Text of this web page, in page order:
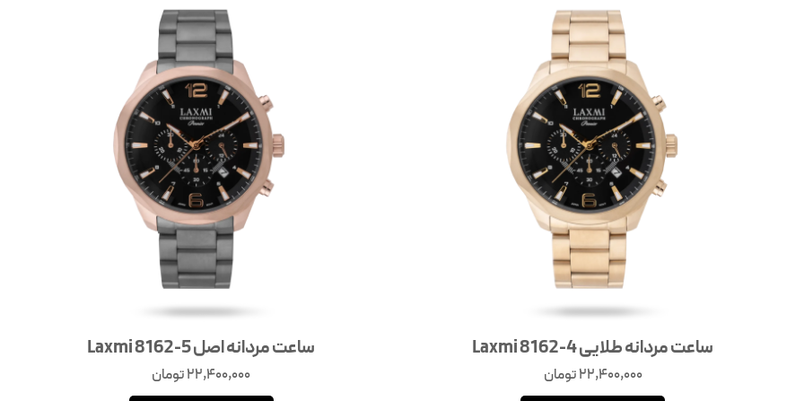
ساعت مردانه طلایی Laxmi 8162-4
22,400,000تومان
ساعت مردانه اصل Laxmi 8162-5
22,400,000تومان